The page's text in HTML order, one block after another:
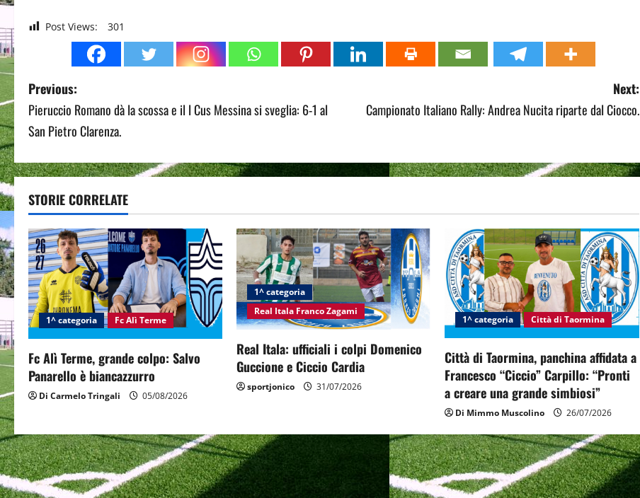
Post Views: 301
P
o
t
n
a
v
i
g
a
t
o
n
Previous:
Pieruccio Romano dà la scossa e il l Cus Messina si sveglia: 6-1 al
San Pietro Clarenza.
Next:
Campionato Italiano Rally: Andrea Nucita riparte dal Ciocco.
STORIE CORRELATE
1^ categoria Fc Alì Terme
Fc Alì Terme, grande colpo: Salvo
Panarello è biancazzurro
Di Carmelo Tringali 05/08/2026
1^ categoria
Real Itala Franco Zagami
Real Itala: ufficiali i colpi Domenico
Guccione e Ciccio Cardia
sportjonico 31/07/2026
1^ categoria Città di Taormina
Città di Taormina, panchina affidata a
Francesco “Ciccio” Carpillo: “Pronti
a creare una grande simbiosi”
Di Mimmo Muscolino 26/07/2026